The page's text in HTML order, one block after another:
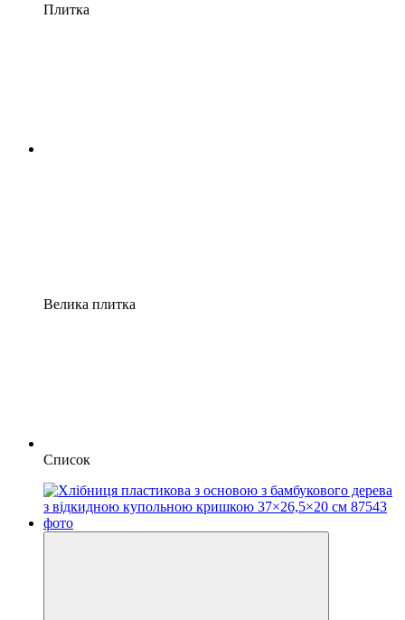
Плитка
Велика плитка
Список